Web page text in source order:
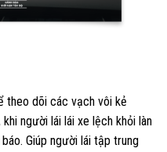
theo dõi các vạch vôi kẻ
người lái lái xe lệch khỏi làn
Giúp người lái tập trung